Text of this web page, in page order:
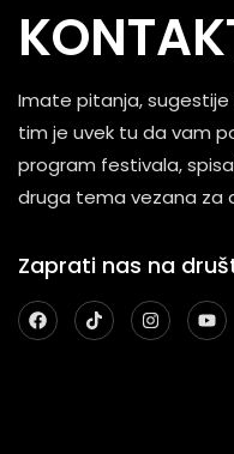
Imate pitanja, sugestije
tim je uvek tu da vam
program festivala,
druga tema vezana za
Zaprati nas na